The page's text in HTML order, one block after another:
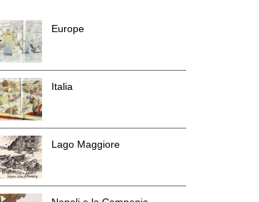
Europe
Italia
Lago Maggiore